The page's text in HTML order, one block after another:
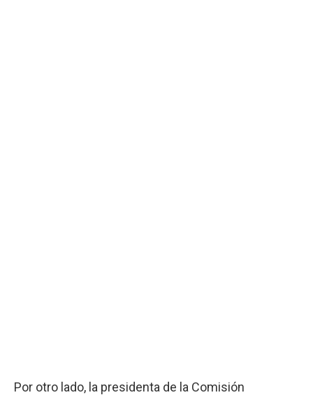
Por otro lado, la presidenta de la Comisión